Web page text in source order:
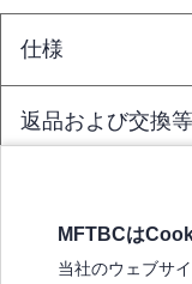
仕様
返品および交換
MFTBCは
当社のウェブサ